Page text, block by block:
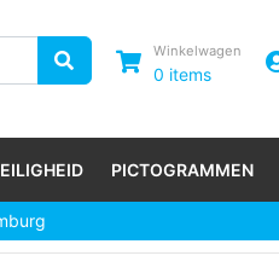
Winkelwagen
0 items
PICTOGRAMMEN